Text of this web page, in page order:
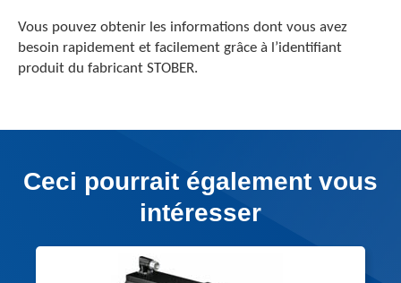
Vous pouvez obtenir les informations dont vous avez
besoin rapidement et facilement grâce à l’identifiant
produit du fabricant STOBER.
Ceci pourrait également vous
intéresser